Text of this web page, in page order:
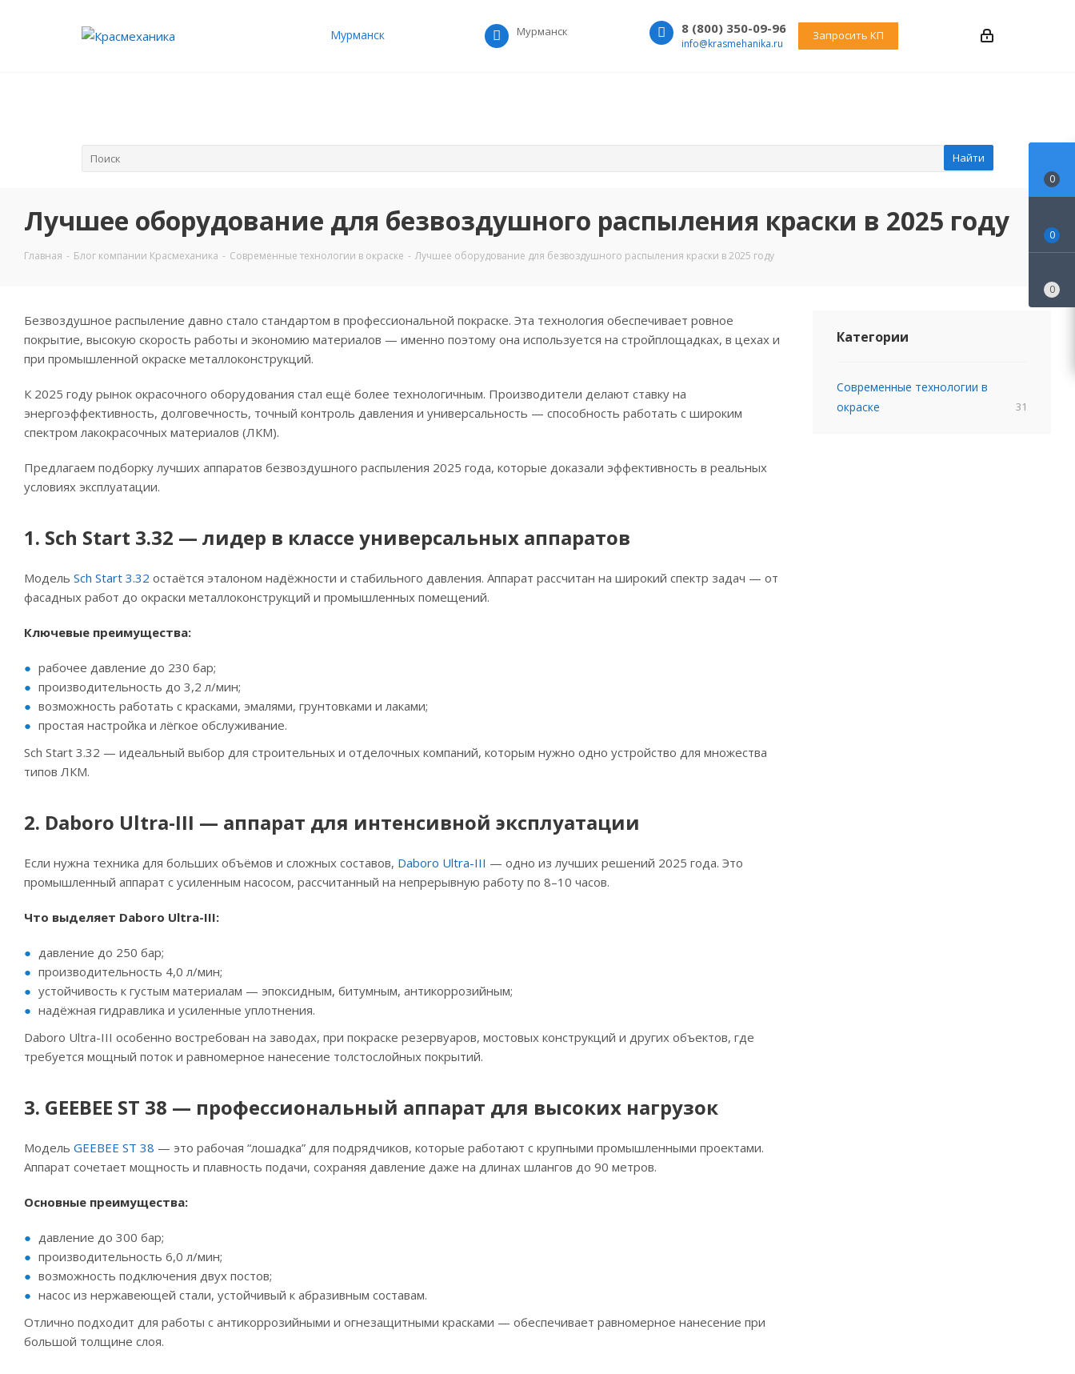
Мурманск Мурманск 8 (800) 350-09-96
info@krasmehanika.ru
Запросить КП
Найти
Лучшее оборудование для безвоздушного распыления краски в 2025 году
Главная - Блог компании Красмеханика - Современные технологии в окраске - Лучшее оборудование для безвоздушного распыления краски в 2025 году
Безвоздушное распыление давно стало стандартом в профессиональной покраске. Эта технология обеспечивает ровное
покрытие, высокую скорость работы и экономию материалов — именно поэтому она используется на стройплощадках, в цехах и
при промышленной окраске металлоконструкций.
К 2025 году рынок окрасочного оборудования стал ещё более технологичным. Производители делают ставку на
энергоэффективность, долговечность, точный контроль давления и универсальность — способность работать с широким
спектром лакокрасочных материалов (ЛКМ).
Предлагаем подборку лучших аппаратов безвоздушного распыления 2025 года, которые доказали эффективность в реальных
условиях эксплуатации.
1. Sch Start 3.32 — лидер в классе универсальных аппаратов
Модель Sch Start 3.32 остаётся эталоном надёжности и стабильного давления. Аппарат рассчитан на широкий спектр задач — от
фасадных работ до окраски металлоконструкций и промышленных помещений.
Ключевые преимущества:
рабочее давление до 230 бар;
производительность до 3,2 л/мин;
возможность работать с красками, эмалями, грунтовками и лаками;
простая настройка и лёгкое обслуживание.
Sch Start 3.32 — идеальный выбор для строительных и отделочных компаний, которым нужно одно устройство для множества
типов ЛКМ.
2. Daboro Ultra-III — аппарат для интенсивной эксплуатации
Если нужна техника для больших объёмов и сложных составов, Daboro Ultra-III — одно из лучших решений 2025 года. Это
промышленный аппарат с усиленным насосом, рассчитанный на непрерывную работу по 8–10 часов.
Что выделяет Daboro Ultra-III:
давление до 250 бар;
производительность 4,0 л/мин;
устойчивость к густым материалам — эпоксидным, битумным, антикоррозийным;
надёжная гидравлика и усиленные уплотнения.
Daboro Ultra-III особенно востребован на заводах, при покраске резервуаров, мостовых конструкций и других объектов, где
требуется мощный поток и равномерное нанесение толстослойных покрытий.
3. GEEBEE ST 38 — профессиональный аппарат для высоких нагрузок
Модель GEEBEE ST 38 — это рабочая “лошадка” для подрядчиков, которые работают с крупными промышленными проектами.
Аппарат сочетает мощность и плавность подачи, сохраняя давление даже на длинах шлангов до 90 метров.
Основные преимущества:
давление до 300 бар;
производительность 6,0 л/мин;
возможность подключения двух постов;
насос из нержавеющей стали, устойчивый к абразивным составам.
Отлично подходит для работы с антикоррозийными и огнезащитными красками — обеспечивает равномерное нанесение при
большой толщине слоя.
Категории
Современные технологии в
окраске
31
0
0
0